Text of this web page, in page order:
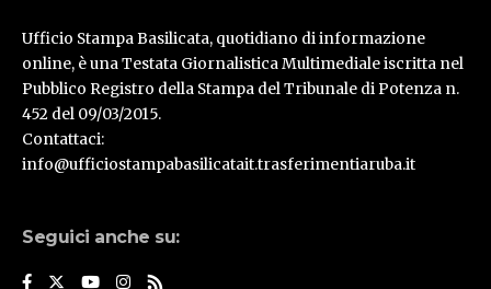
Ufficio Stampa Basilicata, quotidiano di informazione
online, è una Testata Giornalistica Multimediale iscritta nel
Pubblico Registro della Stampa del Tribunale di Potenza n.
452 del 09/03/2015.
Contattaci:
info@ufficiostampabasilicatait.trasferimentiaruba.it
Seguici anche su: